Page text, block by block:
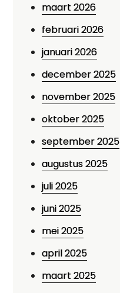
maart 2026
februari 2026
januari 2026
december 2025
november 2025
oktober 2025
september 2025
augustus 2025
juli 2025
juni 2025
mei 2025
april 2025
maart 2025